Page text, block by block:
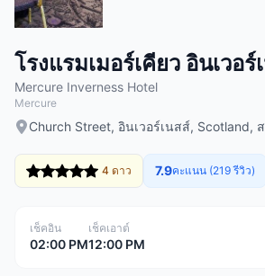
โรงแรมเมอร์เคียว อินเวอร์
Mercure Inverness Hotel
Mercure
Church Street, อินเวอร์เนสส์, Scotland,
4 ดาว 7.9คะแนน (219 รีวิว)
เช็คอิน
02:00 PM
เช็คเอาต์
12:00 PM